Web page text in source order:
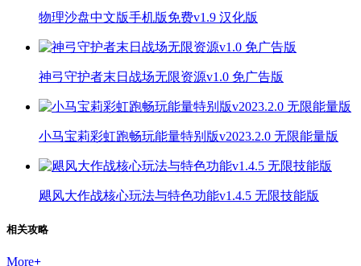
物理沙盘中文版手机版免费v1.9 汉化版
神弓守护者末日战场无限资源v1.0 免广告版
小马宝莉彩虹跑畅玩能量特别版v2023.2.0 无限能量版
飓风大作战核心玩法与特色功能v1.4.5 无限技能版
相关攻略
More+